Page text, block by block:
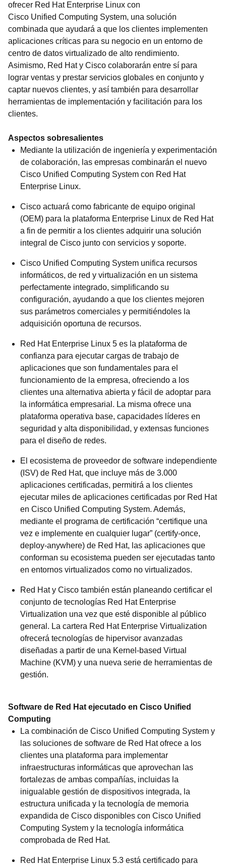
ofrecer Red Hat Enterprise Linux con
Cisco Unified Computing System, una solución
combinada que ayudará a que los clientes implementen
aplicaciones críticas para su negocio en un entorno de
centro de datos virtualizado de alto rendimiento.
Asimismo, Red Hat y Cisco colaborarán entre sí para
lograr ventas y prestar servicios globales en conjunto y
captar nuevos clientes, y así también para desarrollar
herramientas de implementación y facilitación para los
clientes.
Aspectos sobresalientes
Mediante la utilización de ingeniería y experimentación
de colaboración, las empresas combinarán el nuevo
Cisco Unified Computing System con Red Hat
Enterprise Linux.
Cisco actuará como fabricante de equipo original
(OEM) para la plataforma Enterprise Linux de Red Hat
a fin de permitir a los clientes adquirir una solución
integral de Cisco junto con servicios y soporte.
Cisco Unified Computing System unifica recursos
informáticos, de red y virtualización en un sistema
perfectamente integrado, simplificando su
configuración, ayudando a que los clientes mejoren
sus parámetros comerciales y permitiéndoles la
adquisición oportuna de recursos.
Red Hat Enterprise Linux 5 es la plataforma de
confianza para ejecutar cargas de trabajo de
aplicaciones que son fundamentales para el
funcionamiento de la empresa, ofreciendo a los
clientes una alternativa abierta y fácil de adoptar para
la informática empresarial. La misma ofrece una
plataforma operativa base, capacidades líderes en
seguridad y alta disponibilidad, y extensas funciones
para el diseño de redes.
El ecosistema de proveedor de software independiente
(ISV) de Red Hat, que incluye más de 3.000
aplicaciones certificadas, permitirá a los clientes
ejecutar miles de aplicaciones certificadas por Red Hat
en Cisco Unified Computing System. Además,
mediante el programa de certificación “certifique una
vez e implemente en cualquier lugar” (certify-once,
deploy-anywhere) de Red Hat, las aplicaciones que
conforman su ecosistema pueden ser ejecutadas tanto
en entornos virtualizados como no virtualizados.
Red Hat y Cisco también están planeando certificar el
conjunto de tecnologías Red Hat Enterprise
Virtualization una vez que esté disponible al público
general. La cartera Red Hat Enterprise Virtualization
ofrecerá tecnologías de hipervisor avanzadas
diseñadas a partir de una Kernel-based Virtual
Machine (KVM) y una nueva serie de herramientas de
gestión.
Software de Red Hat ejecutado en Cisco Unified
Computing
La combinación de Cisco Unified Computing System y
las soluciones de software de Red Hat ofrece a los
clientes una plataforma para implementar
infraestructuras informáticas que aprovechan las
fortalezas de ambas compañías, incluidas la
inigualable gestión de dispositivos integrada, la
estructura unificada y la tecnología de memoria
expandida de Cisco disponibles con Cisco Unified
Computing System y la tecnología informática
comprobada de Red Hat.
Red Hat Enterprise Linux 5.3 está certificado para